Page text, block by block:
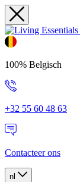
100% Belgisch
+32 55 60 48 63
Contacteer ons
nl